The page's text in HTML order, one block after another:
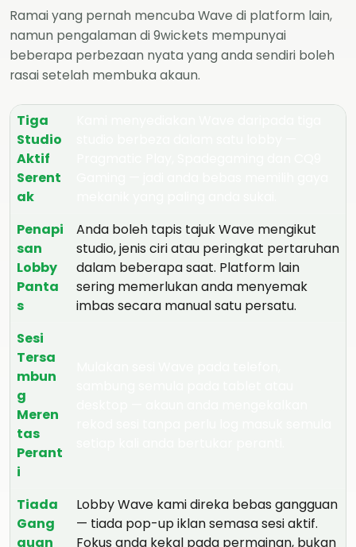
Ramai yang pernah mencuba Wave di platform lain,
namun pengalaman di 9wickets mempunyai
beberapa perbezaan nyata yang anda sendiri boleh
rasai setelah membuka akaun.
Tiga
Studio
Aktif
Serent
ak
Penapi
san
Lobby
Panta
s
Anda boleh tapis tajuk Wave mengikut
studio, jenis ciri atau peringkat pertaruhan
dalam beberapa saat. Platform lain
sering memerlukan anda menyemak
imbas secara manual satu persatu.
Sesi
Tersa
mbun
g
Meren
tas
Perant
i
Tiada
Gang
guan
Lobby Wave kami direka bebas gangguan
— tiada pop-up iklan semasa sesi aktif.
Fokus anda kekal pada permainan, bukan